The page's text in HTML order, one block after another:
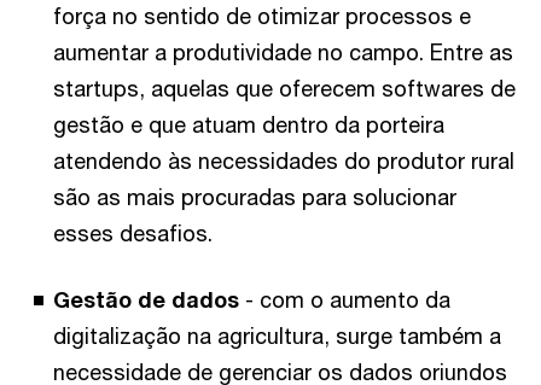
força no sentido de otimizar processos e
aumentar a produtividade no campo. Entre as
startups, aquelas que oferecem softwares de
gestão e que atuam dentro da porteira
atendendo às necessidades do produtor rural
são as mais procuradas para solucionar
esses desafios.
Gestão de dados - com o aumento da
digitalização na agricultura, surge também a
necessidade de gerenciar os dados oriundos